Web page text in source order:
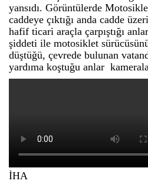
yansıdı. Görüntülerde
caddeye çıktığı anda cadde
hafif ticari araçla çarpıştığı
şiddeti ile motosiklet
düştüğü, çevrede bulunan
yardıma koştuğu anlar
İHA